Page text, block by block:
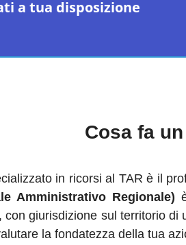
a tua disposizione
Cosa fa
in ricorsi al TAR è il
Amministrativo Regionale)
con giurisdizione sul territorio di
la fondatezza della tua